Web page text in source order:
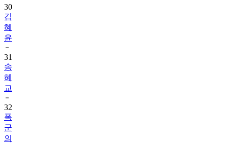
30
김
혜
윤
31
송
혜
교
32
폭
군
의